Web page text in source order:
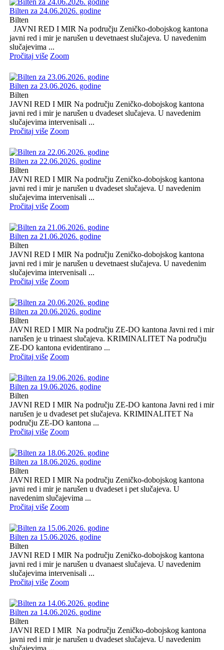
Bilten za 24.06.2026. godine
Bilten
JAVNI RED I MIR Na području Zeničko-dobojskog kantona
javni red i mir je narušen u devetnaest slučajeva. U navedenim
slučajevima ...
Pročitaj više Zoom
Bilten za 23.06.2026. godine
Bilten
JAVNI RED I MIR Na području Zeničko-dobojskog kantona
javni red i mir je narušen u dvadeset slučajeva. U navedenim
slučajevima intervenisali ...
Pročitaj više Zoom
Bilten za 22.06.2026. godine
Bilten
JAVNI RED I MIR Na području Zeničko-dobojskog kantona
javni red i mir je narušen u dvadeset slučajeva. U navedenim
slučajevima intervenisali ...
Pročitaj više Zoom
Bilten za 21.06.2026. godine
Bilten
JAVNI RED I MIR Na području Zeničko-dobojskog kantona
javni red i mir je narušen u devetnaest slučajeva. U navedenim
slučajevima intervenisali ...
Pročitaj više Zoom
Bilten za 20.06.2026. godine
Bilten
JAVNI RED I MIR Na području ZE-DO kantona Javni red i mir
narušen je u trinaest slučajeva. KRIMINALITET Na području
ZE-DO kantona evidentirano ...
Pročitaj više Zoom
Bilten za 19.06.2026. godine
Bilten
JAVNI RED I MIR Na području ZE-DO kantona Javni red i mir
narušen je u dvadeset pet slučajeva. KRIMINALITET Na
području ZE-DO kantona ...
Pročitaj više Zoom
Bilten za 18.06.2026. godine
Bilten
JAVNI RED I MIR Na području Zeničko-dobojskog kantona
javni red i mir je narušen u dvadeset i pet slučajeva. U
navedenim slučajevima ...
Pročitaj više Zoom
Bilten za 15.06.2026. godine
Bilten
JAVNI RED I MIR Na području Zeničko-dobojskog kantona
javni red i mir je narušen u dvanaest slučajeva. U navedenim
slučajevima intervenisali ...
Pročitaj više Zoom
Bilten za 14.06.2026. godine
Bilten
JAVNI RED I MIR Na području Zeničko-dobojskog kantona
javni red i mir je narušen u dvadeset slučajeva. U navedenim
slučajevima ...